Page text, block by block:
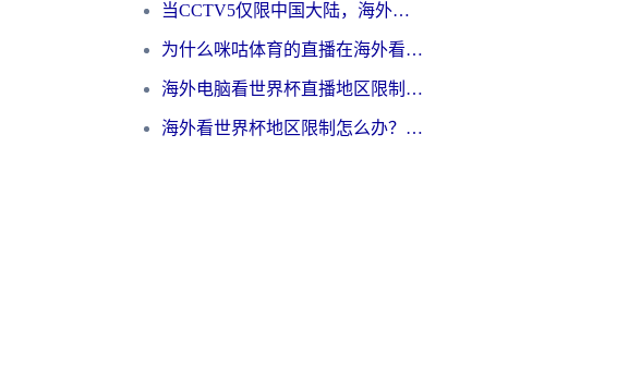
当CCTV5仅限中国大陆，海外球迷的世界杯狂欢如何继续？
为什么咪咕体育的直播在海外看不了？3步解决海外看世界杯+抖音地区限制难题
海外电脑看世界杯直播地区限制怎么办？你需要一个聪明的加速器
海外看世界杯地区限制怎么办？一篇搞定咪咕视频播放+国内资源无缝访问指南